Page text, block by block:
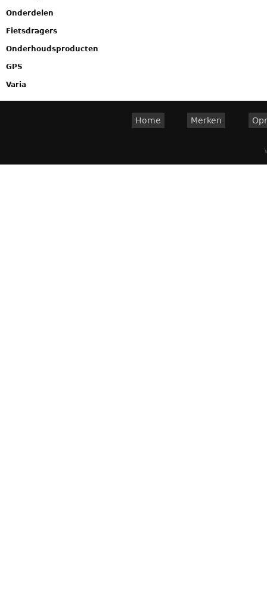
Onderdelen
Fietsdragers
Onderhoudsproducten
GPS
Varia
Home Merken